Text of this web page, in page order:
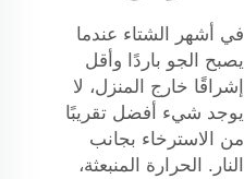
في أشهر الشتاء عندما
يصبح الجو باردًا وأقل
إشراقًا خارج المنزل، لا
يوجد شيء أفضل تقريبًا
من الاسترخاء بجانب
النار. الحرارة المنبعثة،